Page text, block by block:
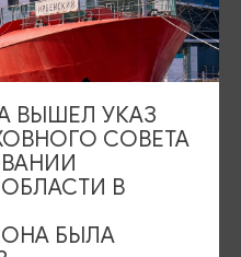
САЙТЕ
Электронная виза
мероприятий
ВЫШЕЛ УКАЗ
СОВЕТА
В
ОНА БЫЛА